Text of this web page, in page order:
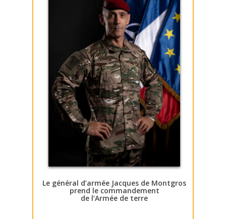
Le général d’armée Jacques de Montgros
prend le commandement
de l’Armée de terre